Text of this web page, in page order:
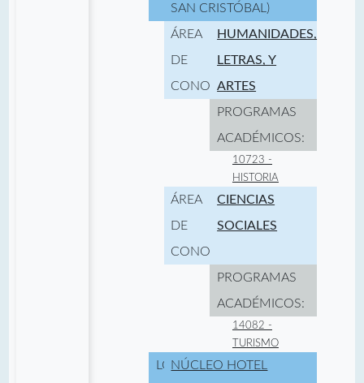
SAN CRISTÓBAL)
ÁREA
DE
CONOCIMIENTO:
HUMANIDADES,
LETRAS, Y
ARTES
PROGRAMAS
ACADÉMICOS:
10723 -
HISTORIA
ÁREA
DE
CONOCIMIENTO:
CIENCIAS
SOCIALES
PROGRAMAS
ACADÉMICOS:
14082 -
TURISMO
LOCALIDAD:
NÚCLEO HOTEL